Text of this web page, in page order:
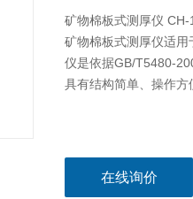
矿物棉板式测厚仪 CH-
矿物棉板式测厚仪适
仪是依据GB/T5480-
具有结构简单、操作方
在线询价